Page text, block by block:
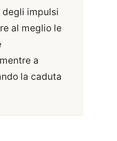
degli impulsi
al meglio le
a
la caduta